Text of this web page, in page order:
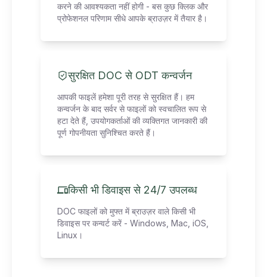
करने की आवश्यकता नहीं होगी - बस कुछ क्लिक और
प्रोफेशनल परिणाम सीधे आपके ब्राउज़र में तैयार है।
सुरक्षित DOC से ODT कन्वर्जन
आपकी फाइलें हमेशा पूरी तरह से सुरक्षित हैं। हम
कन्वर्जन के बाद सर्वर से फाइलों को स्वचालित रूप से
हटा देते हैं, उपयोगकर्ताओं की व्यक्तिगत जानकारी की
पूर्ण गोपनीयता सुनिश्चित करते हैं।
किसी भी डिवाइस से 24/7 उपलब्ध
DOC फाइलों को मुफ्त में ब्राउज़र वाले किसी भी
डिवाइस पर कन्वर्ट करें - Windows, Mac, iOS,
Linux।